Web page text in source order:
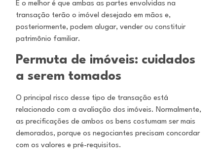
E o melhor é que ambas as partes envolvidas na
transação terão o imóvel desejado em mãos e,
posteriormente, podem alugar, vender ou constituir
patrimônio familiar.
Permuta de imóveis: cuidados
a serem tomados
O principal risco desse tipo de transação está
relacionado com a avaliação dos imóveis. Normalmente,
as precificações de ambos os bens costumam ser mais
demorados, porque os negociantes precisam concordar
com os valores e pré-requisitos.